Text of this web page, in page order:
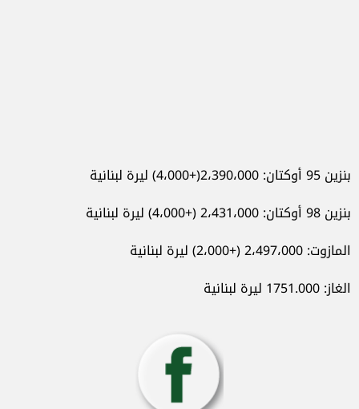
بنزين 95 أوكتان: 2،390،000(+4،000) ليرة لبنانية
بنزين 98 أوكتان: 2،431،000 (+4،000) ليرة لبنانية
المازوت: 2،497،000 (+2،000) ليرة لبنانية
الغاز: 1751.000 ليرة لبنانية